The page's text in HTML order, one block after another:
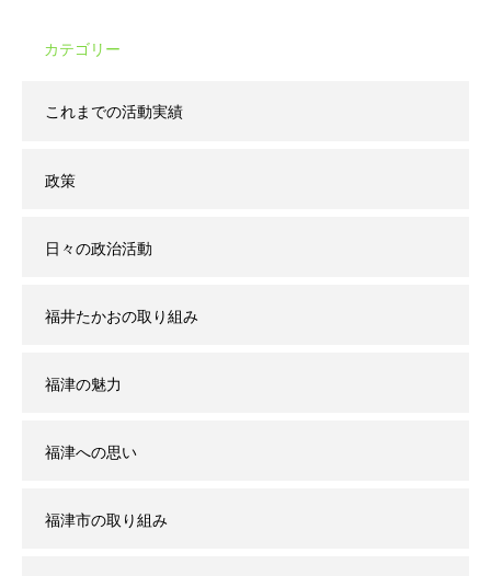
カテゴリー
これまでの活動実績
政策
日々の政治活動
福井たかおの取り組み
福津の魅力
福津への思い
福津市の取り組み